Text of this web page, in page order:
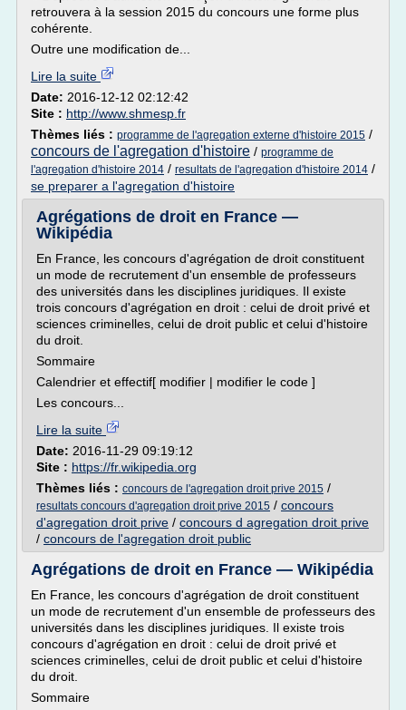
retrouvera à la session 2015 du concours une forme plus
cohérente.
Outre une modification de...
Lire la suite
Date: 2016-12-12 02:12:42
Site : http://www.shmesp.fr
Thèmes liés : programme de l'agregation externe d'histoire 2015 /
concours de l'agregation d'histoire / programme de
l'agregation d'histoire 2014 / resultats de l'agregation d'histoire 2014 /
se preparer a l'agregation d'histoire
Agrégations de droit en France —
Wikipédia
En France, les concours d'agrégation de droit constituent
un mode de recrutement d'un ensemble de professeurs
des universités dans les disciplines juridiques. Il existe
trois concours d'agrégation en droit : celui de droit privé et
sciences criminelles, celui de droit public et celui d'histoire
du droit.
Sommaire
Calendrier et effectif[ modifier | modifier le code ]
Les concours...
Lire la suite
Date: 2016-11-29 09:19:12
Site : https://fr.wikipedia.org
Thèmes liés : concours de l'agregation droit prive 2015 /
resultats concours d'agregation droit prive 2015 / concours
d'agregation droit prive / concours d agregation droit prive
/ concours de l'agregation droit public
Agrégations de droit en France — Wikipédia
En France, les concours d'agrégation de droit constituent
un mode de recrutement d'un ensemble de professeurs des
universités dans les disciplines juridiques. Il existe trois
concours d'agrégation en droit : celui de droit privé et
sciences criminelles, celui de droit public et celui d'histoire
du droit.
Sommaire